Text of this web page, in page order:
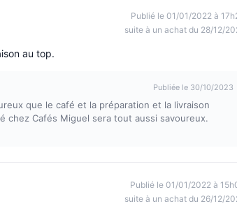
Publié le 01/01/2022 à
suite à un achat du 28/12/
au top.
Publiée le 30/10/2023
que le café et la préparation et la livraison
chez Cafés Miguel sera tout aussi savoureux.
Publié le 01/01/2022 à
suite à un achat du 26/12/